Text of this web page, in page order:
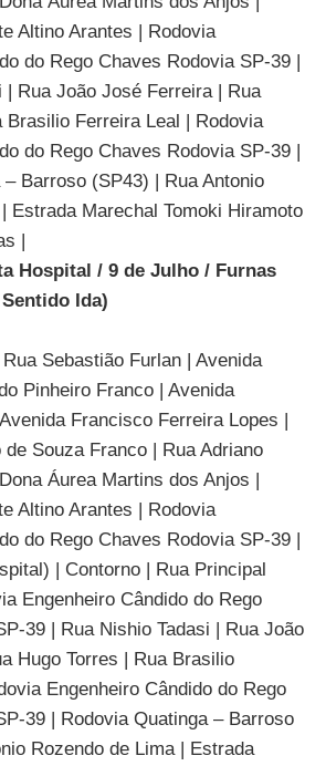
Altino Arantes | Rodovia
do Rego Chaves Rodovia SP-39 |
| Rua João José Ferreira | Rua
Brasilio Ferreira Leal | Rodovia
do Rego Chaves Rodovia SP-39 |
Barroso (SP43) | Rua Antonio
Estrada Marechal Tomoki Hiramoto
|
Hospital / 9 de Julho / Furnas
Ida)
Sebastião Furlan | Avenida
Pinheiro Franco | Avenida
Francisco Ferreira Lopes |
Souza Franco | Rua Adriano
Áurea Martins dos Anjos |
Altino Arantes | Rodovia
do Rego Chaves Rodovia SP-39 |
| Contorno | Rua Principal
Engenheiro Cândido do Rego
39 | Rua Nishio Tadasi | Rua João
Hugo Torres | Rua Brasilio
Engenheiro Cândido do Rego
39 | Rodovia Quatinga – Barroso
Rozendo de Lima | Estrada